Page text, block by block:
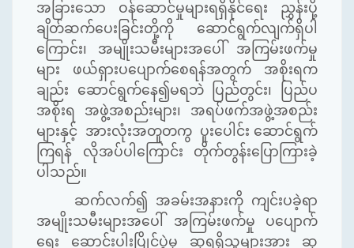
အခြားသော ဝန်ဆောင်မှုများရရှိနိုင်ရေး ညွှန်းပို့
ချိတ်ဆက်ပေးခြင်းတို့ကို ဆောင်ရွက်လျက်ရှိပါ
ကြောင်း၊ အမျိုးသမီးများအပေါ် အကြမ်းဖက်မှု
များ ဖယ်ရှားပပျောက်စေရန်အတွက် အစိုးရက
ချည်း ဆောင်ရွက်နေ၍မရဘဲ ပြည်တွင်း၊ ပြည်ပ
အစိုးရ အဖွဲ့အစည်းများ၊ အရပ်ဖက်အဖွဲ့အစည်း
များနှင့် အားလုံးအတူတကွ ပူးပေါင်း ဆောင်ရွက်
ကြရန် လိုအပ်ပါကြောင်း တိုက်တွန်းပြောကြားခဲ့
ပါသည်။
ဆက်လက်၍ အခမ်းအနားကို ကျင်းပခဲ့ရာ
အမျိုးသမီးများအပေါ် အကြမ်းဖက်မှု ပပျောက်
ရေး ဆောင်းပါးပြိုင်ပွဲမှ ဆုရရှိသူများအား ဆု